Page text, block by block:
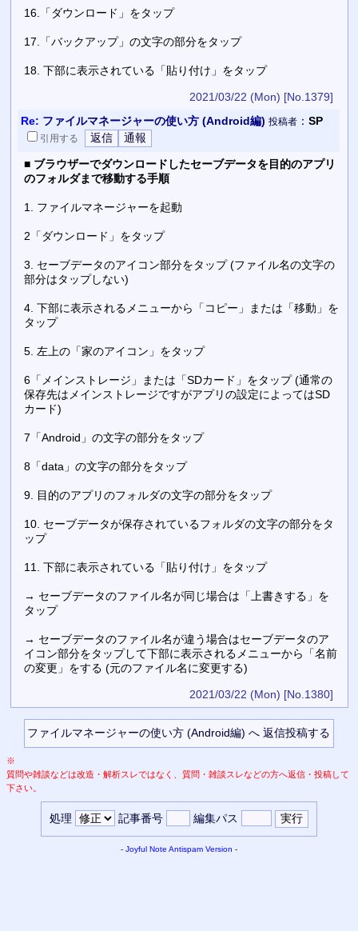
16.「ダウンロード」をタップ
17.「バックアップ」の文字の部分をタップ
18. 下部に表示されている「貼り付け」をタップ
2021/03/22 (Mon) [No.1379]
Re: ファイルマネージャーの使い方 (Android編) 投稿者： SP
引用する
■ ブラウザーでダウンロードしたセーブデータを目的のアプリ
のフォルダまで移動する手順
1. ファイルマネージャーを起動
2「ダウンロード」をタップ
3. セーブデータのアイコン部分をタップ (ファイル名の文字の
部分はタップしない)
4. 下部に表示されるメニューから「コピー」または「移動」を
タップ
5. 左上の「家のアイコン」をタップ
6「メインストレージ」または「SDカード」をタップ (通常の
保存先はメインストレージですがアプリの設定によってはSD
カード)
7「Android」の文字の部分をタップ
8「data」の文字の部分をタップ
9. 目的のアプリのフォルダの文字の部分をタップ
10. セーブデータが保存されているフォルダの文字の部分をタ
ップ
11. 下部に表示されている「貼り付け」をタップ
→ セーブデータのファイル名が同じ場合は「上書きする」を
タップ
→ セーブデータのファイル名が違う場合はセーブデータのア
イコン部分をタップして下部に表示されるメニューから「名前
の変更」をする (元のファイル名に変更する)
2021/03/22 (Mon) [No.1380]
※
質問や雑談などは改造・解析スレではなく、質問・雑談スレなどの方へ返信・投稿して
下さい。
処理 記事番号 編集パス
- Joyful Note Antispam Version -